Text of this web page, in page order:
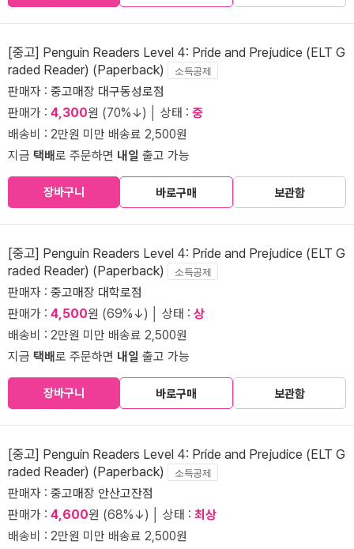
[중고] Penguin Readers Level 4: Pride and Prejudice (ELT G
raded Reader) (Paperback)
소득공제
판매자 : 중고매장 대구동성로점
판매가 : 4,300원 (70%↓) │ 상태 : 중
배송비 : 2만원 미만 배송료 2,500원
지금 택배로 주문하면 내일 출고 가능
장바구니 바로구매 보관함
[중고] Penguin Readers Level 4: Pride and Prejudice (ELT G
raded Reader) (Paperback)
소득공제
판매자 : 중고매장 대학로점
판매가 : 4,500원 (69%↓) │ 상태 : 상
배송비 : 2만원 미만 배송료 2,500원
지금 택배로 주문하면 내일 출고 가능
장바구니 바로구매 보관함
[중고] Penguin Readers Level 4: Pride and Prejudice (ELT G
raded Reader) (Paperback)
소득공제
판매자 : 중고매장 안산고잔점
판매가 : 4,600원 (68%↓) │ 상태 : 최상
배송비 : 2만원 미만 배송료 2,500원